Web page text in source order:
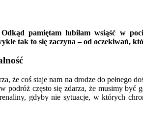
pamiętam lubiłam wsiąść w
tak to się zaczyna – od oczekiwań,
że coś staje nam na drodze do pełnego
podróż często się zdarza, że musimy być
gdyby nie sytuacje, w których